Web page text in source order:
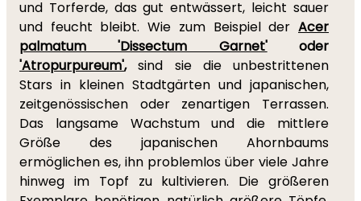
und Torferde, das gut entwässert, leicht sauer
und feucht bleibt. Wie zum Beispiel der Acer
palmatum 'Dissectum Garnet'oder
'Atropurpureum',sind sie die unbestrittenen
Stars in kleinen Stadtgärten und japanischen,
zeitgenössischen oder zenartigen Terrassen.
Das langsame Wachstum und die mittlere
Größe des japanischen Ahornbaums
ermöglichen es, ihn problemlos über viele Jahre
hinweg im Topf zu kultivieren. Die größeren